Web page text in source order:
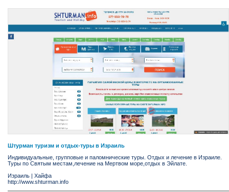
Штурман туризм и отдых-туры в Израиль
Индивидуальные, групповые и паломнические туры. Отдых и лечение в Израиле.
Туры по Святым местам,лечение на Мертвом море,отдых в Эйлате.
Израиль | Хайфа
http://www.shturman.info